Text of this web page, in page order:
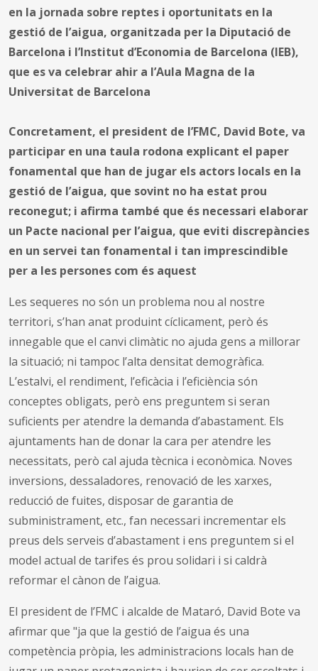
en la jornada sobre reptes i oportunitats en la
gestió de l’aigua, organitzada per la Diputació de
Barcelona i l’Institut d’Economia de Barcelona (IEB),
que es va celebrar ahir a l’Aula Magna de la
Universitat de Barcelona
Concretament, el president de l’FMC, David Bote, va
participar en una taula rodona explicant el paper
fonamental que han de jugar els actors locals en la
gestió de l’aigua, que sovint no ha estat prou
reconegut; i afirma també que és necessari elaborar
un Pacte nacional per l’aigua, que eviti discrepàncies
en un servei tan fonamental i tan imprescindible
per a les persones com és aquest
Les sequeres no són un problema nou al nostre
territori, s’han anat produint cíclicament, però és
innegable que el canvi climàtic no ajuda gens a millorar
la situació; ni tampoc l’alta densitat demogràfica.
L’estalvi, el rendiment, l’eficàcia i l’eficiència són
conceptes obligats, però ens preguntem si seran
suficients per atendre la demanda d’abastament. Els
ajuntaments han de donar la cara per atendre les
necessitats, però cal ajuda tècnica i econòmica. Noves
inversions, dessaladores, renovació de les xarxes,
reducció de fuites, disposar de garantia de
subministrament, etc., fan necessari incrementar els
preus dels serveis d’abastament i ens preguntem si el
model actual de tarifes és prou solidari i si caldrà
reformar el cànon de l’aigua.
El president de l’FMC i alcalde de Mataró, David Bote va
afirmar que "ja que la gestió de l’aigua és una
competència pròpia, les administracions locals han de